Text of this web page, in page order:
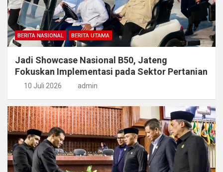
BERITA NASIONAL BERITA UTAMA
Jadi Showcase Nasional B50, Jateng
Fokuskan Implementasi pada Sektor Pertanian
10 Juli 2026 admin